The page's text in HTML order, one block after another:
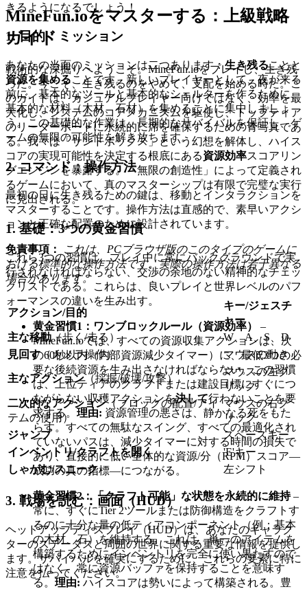
きるようになるでしょう！
1. 目的：ミッション
あなたの当面のミッションは二つあります：生き残ることと
資源を集めることです。新しいプレイヤーとして、夜が来る
前に、基本的なツールと基本的なシェルターを作るために、
基本的な材料（木材、石材）を集めることに集中しましょ
う。この基礎的な作業は、長期的なサバイバルを保証し、ゲ
ームの無限の可能性を解き放ちます。
2. コマンド：操作方法
最初の日に生き残るための鍵は、移動とインタラクションを
マスターすることです。操作方法は直感的で、素早いアクシ
ョンと正確な配置のために設計されています。
免責事項：
これは、PCブラウザ版のこのタイプのゲームに
おける標準的な操作方法です。実際の操作方法は若干異なる
場合があります。
アクション/目的
キー/ジェスチ
ャー
主な移動（歩く/走る）
W、A、S、D
見回す（カメラ操作） マウスの動き
主なアクション（採掘/破壊/攻撃）
マウスの左ク
リック
二次的なアクション（ブロックの配置/アイ
テムの使用）
マウスの右ク
リック
ジャンプ
スペースキー
インベントリ/クラフトを開く
'E'キー
しゃがむ/スニーク
左シフト
3. 戦場を読む：画面（HUD）
ヘッドアップディスプレイ（HUD）は、あなたのキャラク
ターのステータスと周囲の世界に関する重要な情報を提供し
ます。サバイバルを確実にするために、これらの要素に特に
注意を払ってください。
MineFun.ioをマスターする：上級戦略
ガイド
戦術的な深掘りへようこそ。MineFun.ioをプレイし、生き残
った。今こそ、生き残るのをやめて、支配を始める時だ。こ
のガイドは、カジュアルプレイヤー向けではなく、効率を最
大化し、システムのコアメカニズムを駆使し、トップティア
のリーダーボードに永続的に席を確保するための青写真であ
る。我々は「サンドボックス」という幻想を解体し、ハイス
コアの実現可能性を決定する根底にある資源効率スコアリン
グエンジンを暴露する。「無限の創造性」によって定義され
るゲームにおいて、真のマスターシップは有限で完璧な実行
に見出される。
1. 基礎：3つの黄金習慣
これら3つの習慣は、プレイ中に常にバックグラウンドで実
行されなければならない、交渉の余地のない精神的なチェッ
クリストである。これらは、良いプレイと世界レベルのパフ
ォーマンスの違いを生み出す。
黄金習慣1：ワンブロックルール（資源効率）
–
MineFun.ioでは、すべての資源収集アクションは、次
の60秒以内（内部資源減少タイマー）に、最低3つの必
要な後続資源を生み出さなければならない。この習慣
は、上位ティアのクラフトまたは建設目標にすぐにつ
ながらない収穫アクションを決して行わないことを要
求する。 理由: 資源管理の悪さは、静かなる死をもた
らす。すべての無駄なスイング、すべての最適化され
ていないパスは、減少タイマーに対する時間の損失で
あり、直接的に低い全体的な資源/分（RPM）スコア—
成功の真の指標—につながる。
黄金習慣2：「クラフト可能」な状態を永続的に維持–
常に、すぐにTier 2ツールまたは防御構造をクラフトす
るのに十分な量の低ティアコンポーネント（例：基本
の木材、石）を維持する。これは、単一のアイテムを
構築するためにインベントリを完全に使い果たすので
はなく、常に資源バッファを保持することを意味す
る。 理由: ハイスコアは勢いによって構築される。豊